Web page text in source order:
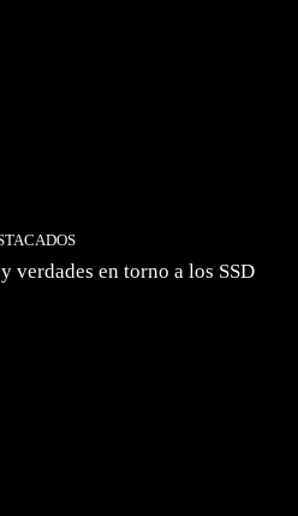
verdades en torno a los SSD